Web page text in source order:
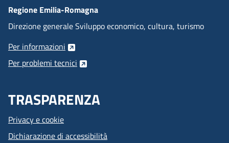
Regione Emilia-Romagna
Direzione generale Sviluppo economico, cultura, turismo
Per informazioni
Per problemi tecnici
TRASPARENZA
Privacy e cookie
Dichiarazione di accessibilità